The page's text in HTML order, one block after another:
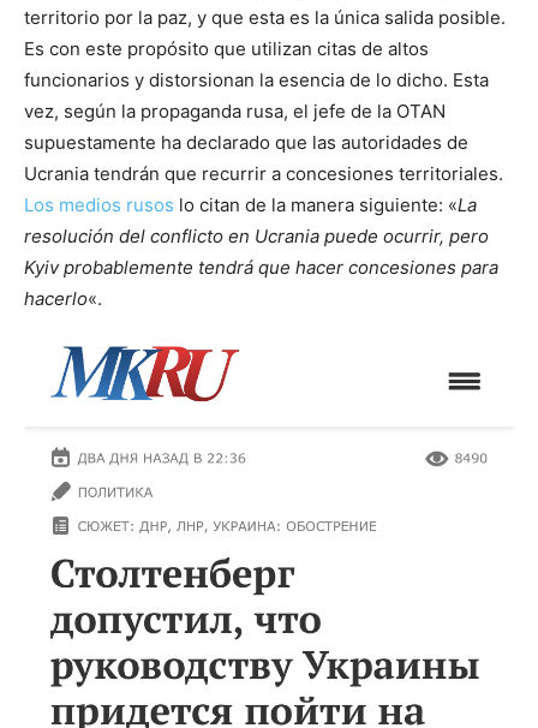
territorio por la paz, y que esta es la única salida posible.
Es con este propósito que utilizan citas de altos
funcionarios y distorsionan la esencia de lo dicho. Esta
vez, según la propaganda rusa, el jefe de la OTAN
supuestamente ha declarado que las autoridades de
Ucrania tendrán que recurrir a concesiones territoriales.
Los medios rusos lo citan de la manera siguiente: «La
resolución del conflicto en Ucrania puede ocurrir, pero
Kyiv probablemente tendrá que hacer concesiones para
hacerlo«.